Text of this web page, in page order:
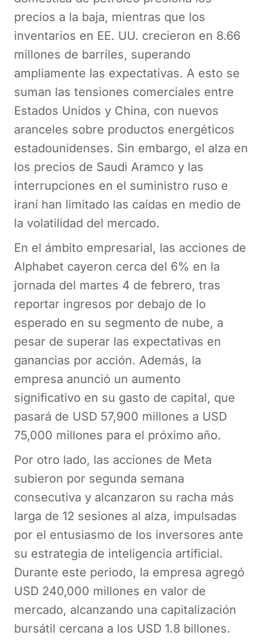
precios a la baja, mientras que los
inventarios en EE. UU. crecieron en 8.66
millones de barriles, superando
ampliamente las expectativas. A esto se
suman las tensiones comerciales entre
Estados Unidos y China, con nuevos
aranceles sobre productos energéticos
estadounidenses. Sin embargo, el alza en
los precios de Saudi Aramco y las
interrupciones en el suministro ruso e
iraní han limitado las caídas en medio de
la volatilidad del mercado.
En el ámbito empresarial, las acciones de
Alphabet cayeron cerca del 6% en la
jornada del martes 4 de febrero, tras
reportar ingresos por debajo de lo
esperado en su segmento de nube, a
pesar de superar las expectativas en
ganancias por acción. Además, la
empresa anunció un aumento
significativo en su gasto de capital, que
pasará de USD 57,900 millones a USD
75,000 millones para el próximo año.
Por otro lado, las acciones de Meta
subieron por segunda semana
consecutiva y alcanzaron su racha más
larga de 12 sesiones al alza, impulsadas
por el entusiasmo de los inversores ante
su estrategia de inteligencia artificial.
Durante este periodo, la empresa agregó
USD 240,000 millones en valor de
mercado, alcanzando una capitalización
bursátil cercana a los USD 1.8 billones.